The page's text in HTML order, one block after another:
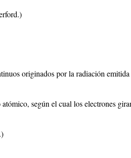
originados por la radiación
según el cual los electrones